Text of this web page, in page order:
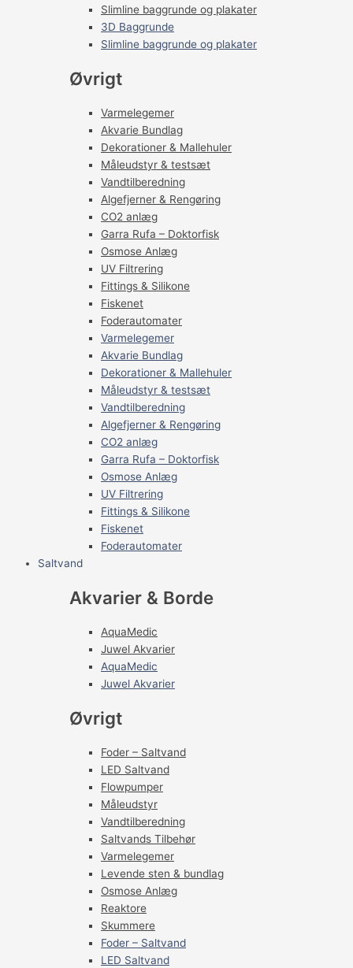
Slimline baggrunde og plakater
3D Baggrunde
Slimline baggrunde og plakater
Øvrigt
Varmelegemer
Akvarie Bundlag
Dekorationer & Mallehuler
Måleudstyr & testsæt
Vandtilberedning
Algefjerner & Rengøring
CO2 anlæg
Garra Rufa – Doktorfisk
Osmose Anlæg
UV Filtrering
Fittings & Silikone
Fiskenet
Foderautomater
Varmelegemer
Akvarie Bundlag
Dekorationer & Mallehuler
Måleudstyr & testsæt
Vandtilberedning
Algefjerner & Rengøring
CO2 anlæg
Garra Rufa – Doktorfisk
Osmose Anlæg
UV Filtrering
Fittings & Silikone
Fiskenet
Foderautomater
Saltvand
Akvarier & Borde
AquaMedic
Juwel Akvarier
AquaMedic
Juwel Akvarier
Øvrigt
Foder – Saltvand
LED Saltvand
Flowpumper
Måleudstyr
Vandtilberedning
Saltvands Tilbehør
Varmelegemer
Levende sten & bundlag
Osmose Anlæg
Reaktore
Skummere
Foder – Saltvand
LED Saltvand